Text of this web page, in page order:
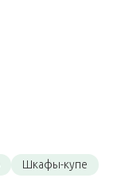
Шкафы-купе